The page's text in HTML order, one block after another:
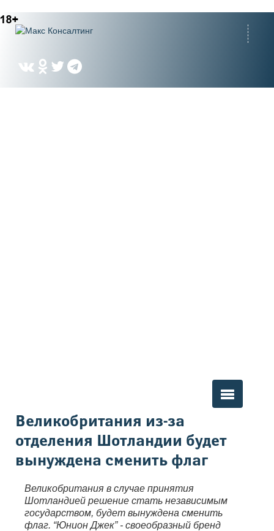
Вы здесь
Великобритания из-за
отделения Шотландии будет
вынуждена сменить флаг
Великобритания в случае принятия
Шотландией решение стать независимым
государством, будет вынуждена сменить
флаг. “Юнион Джек” - своеобразный бренд